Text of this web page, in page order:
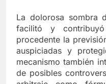
La dolorosa sombra
facilitó y
procedente la
auspiciadas y
mecanismo también
de posibles